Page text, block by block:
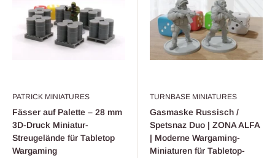
PATRICK MINIATURES
Fässer auf Palette – 28 mm
3D-Druck Miniatur-
Streugelände für Tabletop
Wargaming
TURNBASE MINIATURES
Gasmaske Russisch /
Spetsnaz Duo | ZONA ALFA
| Moderne Wargaming-
Miniaturen für Tabletop-